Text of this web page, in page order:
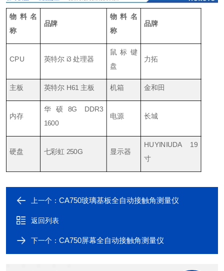
物料名
称
品牌
物料名
称
品牌
CPU 英特尔 i3 处理器
鼠标键
盘
力拓
主板 英特尔 H61 主板 机箱 金和田
内存
华硕8G DDR3
1600
电源 长城
硬盘 七彩虹 250G 显示器
HUYINIUDA 19
寸
上一个： CA750玻璃基板全自动接触角测量仪
返回列表
下一个： CA750屏幕全自动接触角测量仪